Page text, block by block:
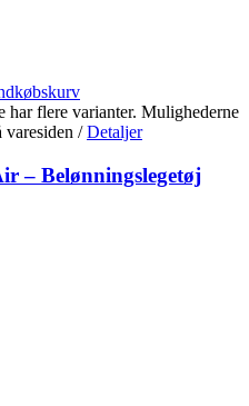
har flere varianter. Mulighederne
/ Detaljer
– Belønningslegetøj